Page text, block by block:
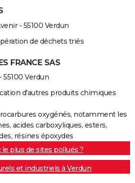
- 55100 Verdun
de déchets triés
FRANCE SAS
55100 Verdun
d'autres produits chimiques
oxygénés, notamment les
acides carboxyliques, esters,
résines époxydes
le plus de sites pollués ?
et industriels à Verdun